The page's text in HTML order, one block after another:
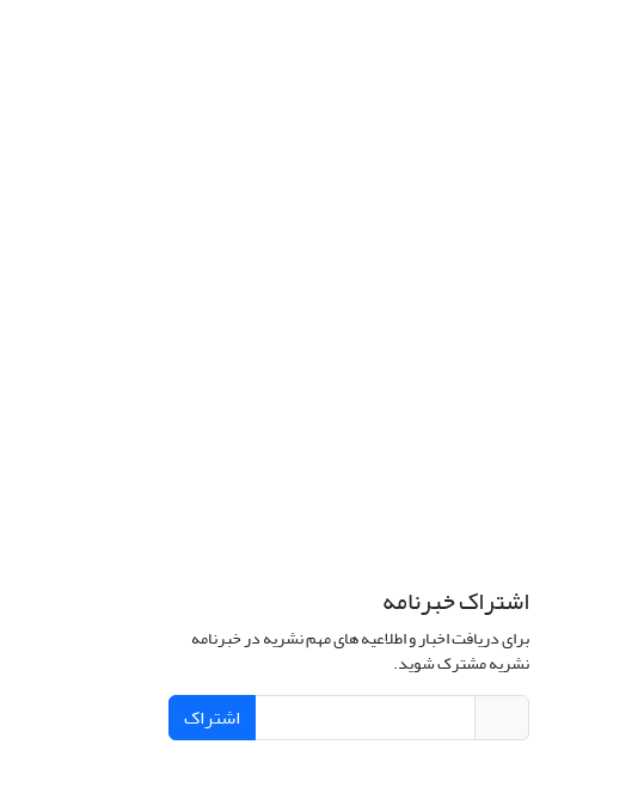
اشتراک خبرنامه
برای دریافت اخبار و اطلاعیه های مهم نشریه در خبرنامه
نشریه مشترک شوید.
اشتراک